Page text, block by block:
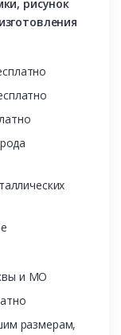
рисунок
и МО
размерам,